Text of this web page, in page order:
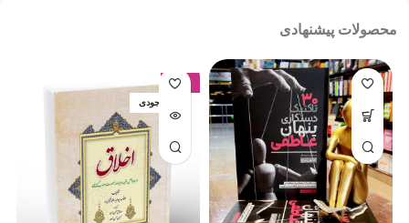
محصولات پیشنهادی
-17%
اتمام موجودی